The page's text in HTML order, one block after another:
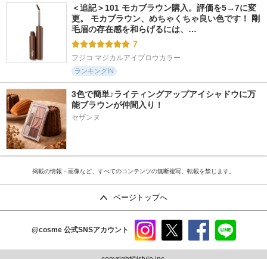
＜追記＞101 モカブラウン購入。評価を5→7に変
更。 モカブラウン、めちゃくちゃ良い色です！ 剛
毛眉の存在感を和らげるには、…
7
フジコ マジカルアイブロウカラー
ランキングIN
3色で簡単♪ライティングアップアイシャドウに万
能ブラウンが仲間入り！
セザンヌ
掲載の情報・画像など、すべてのコンテンツの無断複写、転載を禁じます。
ページトップへ
@cosme 公式SNSアカウント
ram